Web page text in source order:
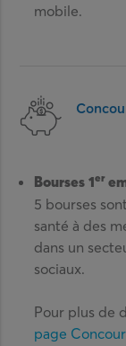
mobile.
Bourses 1er
5 bourses
santé à des
dans un
sociaux.
Pour plus de
page